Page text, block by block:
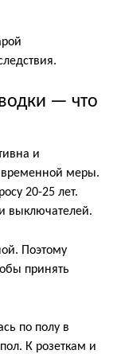
— что
и
временной меры.
20-25 лет.
выключателей.
Поэтому
принять
по полу в
К розеткам и